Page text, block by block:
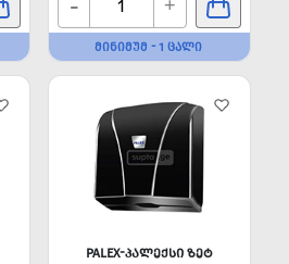
+
ᲛᲘᲜᲘᲛᲣᲛ - 1 ᲪᲐᲚᲘ
PALEX-ᲞᲐᲚᲔᲥᲡᲘ ᲖᲔᲢ